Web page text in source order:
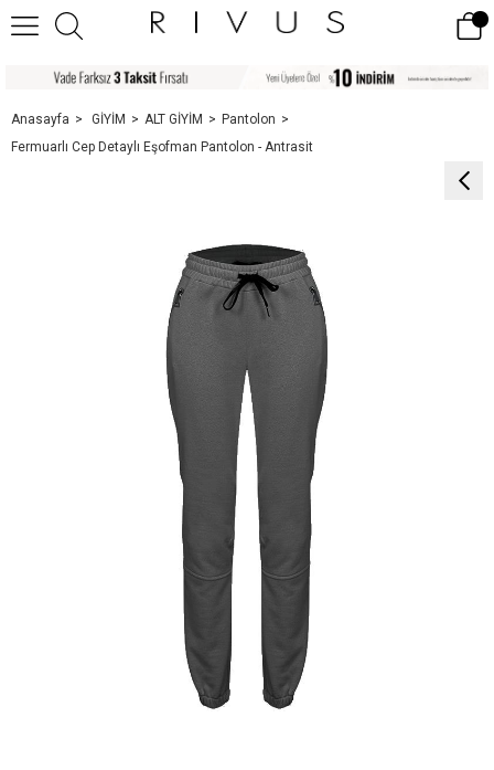
Anasayfa GİYİM ALT GİYİM
Pantolon
Fermuarlı Cep Detaylı Eşofman Pantolon - Antrasit